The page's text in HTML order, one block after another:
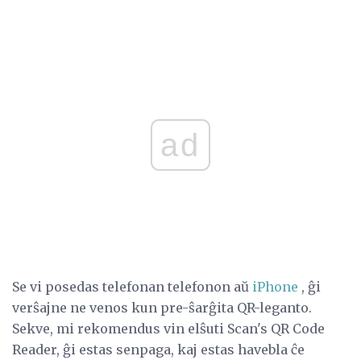
ad
Se vi posedas telefonan telefonon aŭ iPhone , ĝi
verŝajne ne venos kun pre-ŝarĝita QR-leganto.
Sekve, mi rekomendus vin elŝuti Scan's QR Code
Reader, ĝi estas senpaga, kaj estas havebla ĉe